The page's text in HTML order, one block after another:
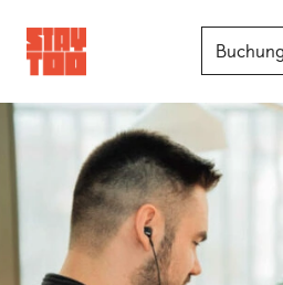
Apartments
Community
Journal